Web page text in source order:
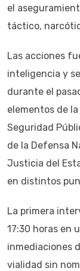
el
táctico,
Las acciones
inteligencia y
durante el
elementos de
Seguridad
de la Defensa
Justicia del
en distintos
La primera
17:30 horas en
inmediaciones
vialidad sin